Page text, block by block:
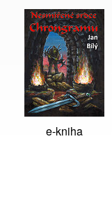
e-kniha